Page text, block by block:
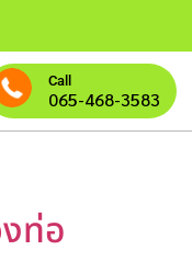
Call
065-468-3583
ท่อ